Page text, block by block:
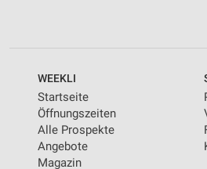
WEEKLI
Startseite
Öffnungszeiten
Alle Prospekte
Angebote
Magazin